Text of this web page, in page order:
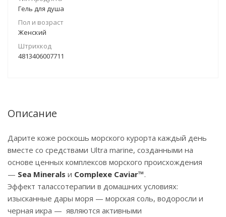
Гель для душа
Пол и возраст
Женский
Штрихкод
4813406007711
Описание
Дарите коже роскошь морского курорта каждый день
вместе со средствами Ultra marine, созданными на
основе ценных комплексов морского происхождения
— Sea Minerals и Complexe Caviar™.
Эффект талассотерапии в домашних условиях:
изысканные дары моря — морская соль, водоросли и
черная икра — являются активными